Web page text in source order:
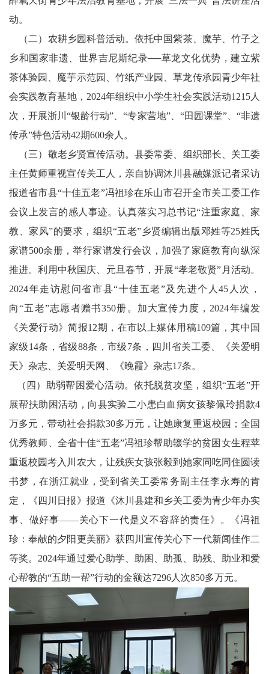
动。
（二）农耕乡园科普活动。依托中国紫茶、魔芋、竹子之
乡和国家非遗、世界吉尼斯纪录──草龙文化优势，建立紫
茶体验园、魔芋示范园、竹纸产业园、草龙传承园青少年社
会实践教育基地，2024年组织中小学生社会实践活动1215人
次，开展浙川“银龄行动”、“专家营地”、“田园课堂”、“非遗
传承”特色活动42期600余人。
（三）敬老乡贤宣传活动。县委常委、组织部长、关工委
主任黄师重视宣传关工人，亲自协调沐川县融媒派记者采访
报道省市县“十佳五老”冯祖珍在乐山市召开全市关工委工作
会议上发言的感人事迹。认真落实习总书记“注重家庭、家
教、家风”的要求，组织“五老”乡贤编辑出版邓姓等25姓氏
家谱500余册，举行家谱发行会议，加强了家庭教育向纵深
推进。利用中秋国庆、元旦春节，开展“孝老敬贤”月活动。
2024年走访慰问省市县“十佳五老”及先进个人45人次，
向“五老”志愿者赠书350册。加大宣传力度，2024年编发
《关爱行动》简报12期，在市以上媒体用稿109篇，其中国
家级14条，省级88条，市级7条，四川省关工委、《关爱明
天》杂志、关爱明天网、《晚霞》杂志17条。
（四）助弱帮困爱心活动。依托脱贫攻坚，组织“五老”开
展帮扶助困活动，向县实验二小患白血病女孩黎佩玲捐款4
万多元，带动社会捐款30多万元，让她康复重返校园；全国
优秀教师、全省十佳“五老”冯祖珍帮助辍学的贫困女生程苹
重返校园考入川农大，让残疾女孩张毅到她家同吃同住圆读
书梦，在浙江就业，受到省关工委常务副主任李永寿的肯
定，《四川日报》报道《沐川县建和乡关工委为青少年办实
事、做好事——关心下一代是义不容辞的责任》。《冯祖
珍：奉献的夕阳更美丽》获四川宣传关心下一代新闻佳作二
等奖。2024年通过爱心助学、助困、助孤、助残、助业和爱
心帮教的“五助一帮”行动的金额达7296人次850多万元。